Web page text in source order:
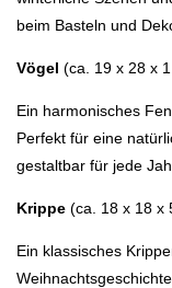
beim Basteln und
Vögel (ca. 19 x 28 x
Ein harmonisches
Perfekt für eine
gestaltbar für jede
Krippe (ca. 18 x 18 x
Ein klassisches